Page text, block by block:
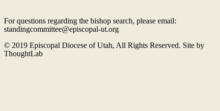
For questions regarding the bishop search, please email:
standingcommittee@episcopal-ut.org
© 2019 Episcopal Diocese of Utah, All Rights Reserved. Site by
ThoughtLab